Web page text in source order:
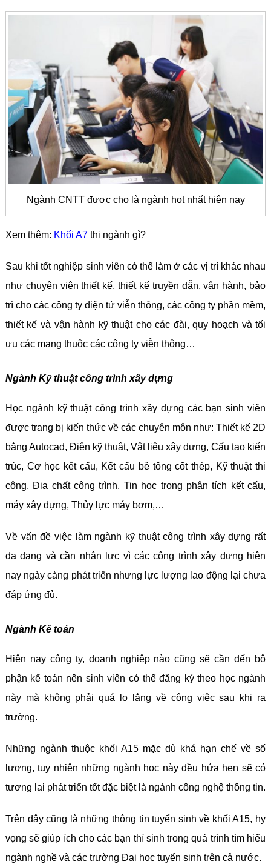
Ngành CNTT được cho là ngành hot nhất hiện nay
Xem thêm: Khối A7thi ngành gì?
Sau khi tốt nghiệp sinh viên có thể làm ở các vị trí khác nhau
như chuyên viên thiết kế, thiết kế truyền dẫn, vận hành, bảo
trì cho các công ty điện tử viễn thông, các công ty phần mềm,
thiết kế và vận hành kỹ thuật cho các đài, quy hoạch và tối
ưu các mạng thuộc các công ty viễn thông…
Ngành Kỹ thuật công trình xây dựng
Học ngành kỹ thuật công trình xây dựng các bạn sinh viên
được trang bị kiến thức về các chuyên môn như: Thiết kế 2D
bằng Autocad, Điện kỹ thuật, Vật liệu xây dựng, Cấu tạo kiến
trúc, Cơ học kết cấu, Kết cấu bê tông cốt thép, Kỹ thuật thi
công, Địa chất công trình, Tin học trong phân tích kết cấu,
máy xây dựng, Thủy lực máy bơm,…
Về vấn đề việc làm ngành kỹ thuật công trình xây dựng rất
đa dạng và cần nhân lực vì các công trình xây dựng hiện
nay ngày càng phát triển nhưng lực lượng lao động lại chưa
đáp ứng đủ.
Ngành Kế toán
Hiện nay công ty, doanh nghiệp nào cũng sẽ cần đến bộ
phận kế toán nên sinh viên có thể đăng ký theo học ngành
này mà không phải quá lo lắng về công việc sau khi ra
trường.
Những ngành thuộc khối A15 mặc dù khá hạn chế về số
lượng, tuy nhiên những ngành học này đều hứa hẹn sẽ có
tương lai phát triển tốt đặc biệt là ngành công nghệ thông tin.
Trên đây cũng là những thông tin tuyển sinh về khối A15, hy
vọng sẽ giúp ích cho các bạn thí sinh trong quá trình tìm hiểu
ngành nghề và các trường Đại học tuyển sinh trên cả nước.